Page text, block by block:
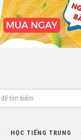
HỌC TIẾNG TRUNG